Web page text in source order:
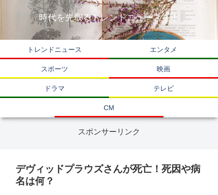
時代を先取るトレンドニュースを！
トレンドニュース エンタメ
スポーツ 映画
ドラマ テレビ
CM
スポンサーリンク
デヴィッドプラウズさんが死亡！死因や病
名は何？